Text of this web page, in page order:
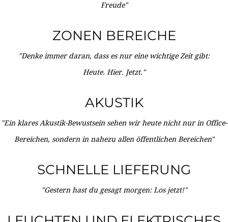
Freude"
ZONEN BEREICHE
"Denke immer daran, dass es nur eine wichtige Zeit gibt:
Heute. Hier. Jetzt."
AKUSTIK
"Ein klares Akustik-Bewustsein sehen wir heute nicht nur in Office-
Bereichen, sondern in nahezu allen öffentlichen Bereichen"
SCHNELLE LIEFERUNG
"Gestern hast du gesagt morgen: Los jetzt!"